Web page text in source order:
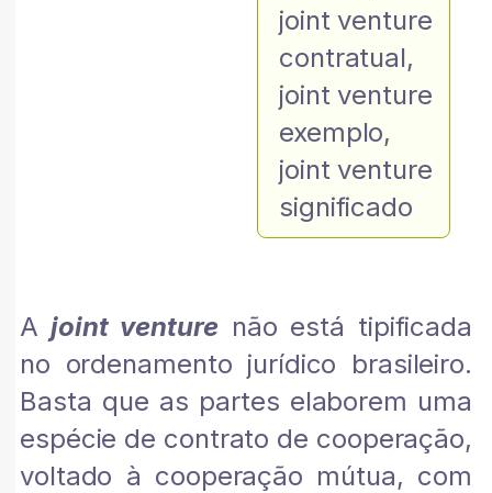
joint venture
contratual,
joint venture
exemplo,
joint venture
significado
A joint venturenão está tipificada
no ordenamento jurídico brasileiro.
Basta que as partes elaborem uma
espécie de contrato de cooperação,
voltado à cooperação mútua, com